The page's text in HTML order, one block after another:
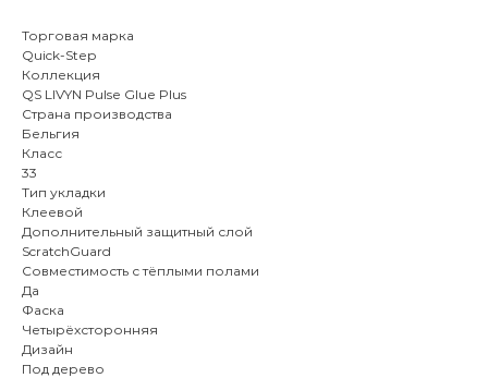
Торговая марка
Quick-Step
Коллекция
QS LIVYN Pulse Glue Plus
Страна производства
Бельгия
Класс
33
Тип укладки
Клеевой
Дополнительный защитный слой
ScratchGuard
Совместимость с тёплыми полами
Да
Фаска
Четырёхсторонняя
Дизайн
Под дерево